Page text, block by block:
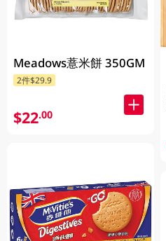
Meadows薏米餅 350GM
2件$29.9
$22.00